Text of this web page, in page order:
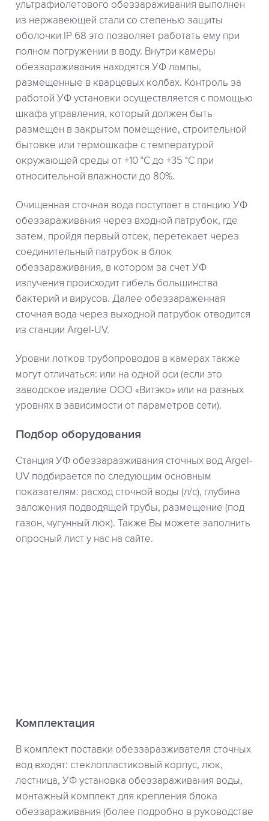
ультрафиолетового обеззараживания выполнен
из нержавеющей стали со степенью защиты
оболочки IP 68 это позволяет работать ему при
полном погружении в воду. Внутри камеры
обеззараживания находятся УФ лампы,
размещенные в кварцевых колбах. Контроль за
работой УФ установки осуществляется с помощью
шкафа управления, который должен быть
размещен в закрытом помещение, строительной
бытовке или термошкафе с температурой
окружающей среды от +10 °C до +35 °C при
относительной влажности до 80%.
Очищенная сточная вода поступает в станцию УФ
обеззараживания через входной патрубок, где
затем, пройдя первый отсек, перетекает через
соединительный патрубок в блок
обеззараживания, в котором за счет УФ
излучения происходит гибель большинства
бактерий и вирусов. Далее обеззараженная
сточная вода через выходной патрубок отводится
из станции Argel-UV.
Уровни лотков трубопроводов в камерах также
могут отличаться: или на одной оси (если это
заводское изделие ООО «Витэко» или на разных
уровнях в зависимости от параметров сети).
Подбор оборудования
Станция УФ обеззаразживания сточных вод Argel-
UV подбирается по следующим основным
показателям: расход сточной воды (л/с), глубина
заложения подводящей трубы, размещение (под
газон, чугунный люк). Также Вы можете заполнить
опросный лист у нас на сайте.
Комплектация
В комплект поставки обеззаразживателя сточных
вод входят: стеклопластиковый корпус, люк,
лестница, УФ установка обеззараживания воды,
монтажный комплект для крепления блока
обеззараживания (более подробно в руководстве